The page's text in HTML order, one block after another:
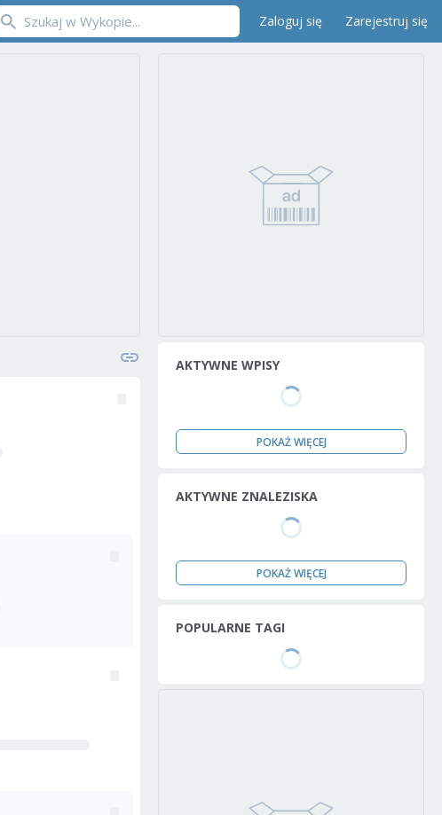
Zaloguj się Zarejestruj się
AKTYWNE WPISY
POKAŻ WIĘCEJ
AKTYWNE ZNALEZISKA
POKAŻ WIĘCEJ
POPULARNE TAGI